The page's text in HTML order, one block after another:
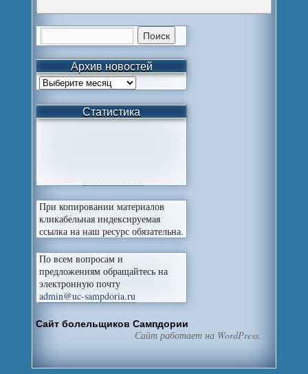
Архив новостей
Статистика
При копировании материалов
кликабельная индексируемая
ссылка на наш ресурс обязательна.
По всем вопросам и
предложениям обращайтесь на
электронную почту
admin@uc-sampdoria.ru
Сайт болельщиков Сампдории
Сайт работает на WordPress.